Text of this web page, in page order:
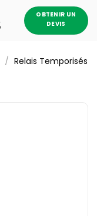
OBTENIR UN
DEVIS
/ Relais Temporisés